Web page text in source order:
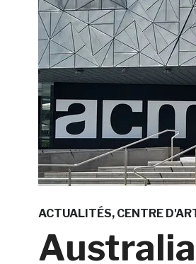
ACTUALITÉS CENTRE